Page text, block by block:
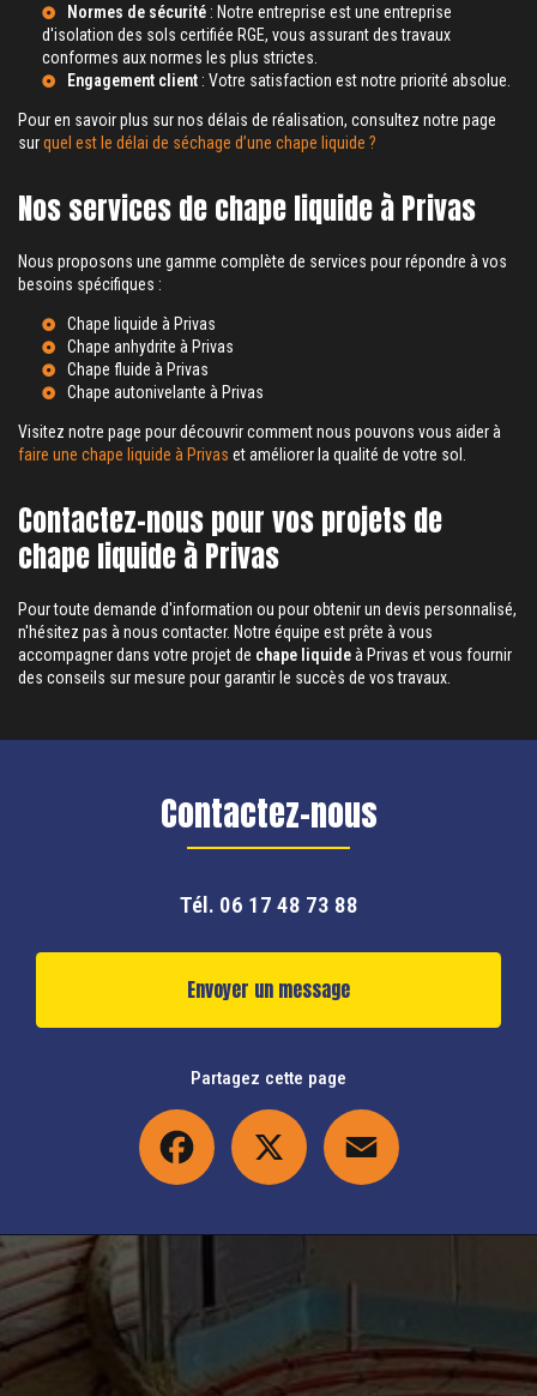
Normes de sécurité : Notre entreprise est une entreprise
d'isolation des sols certifiée RGE, vous assurant des travaux
conformes aux normes les plus strictes.
Engagement client : Votre satisfaction est notre priorité absolue.
Pour en savoir plus sur nos délais de réalisation, consultez notre page
surquel est le délai de séchage d’une chape liquide ?
Nos services de chape liquide à Privas
Nous proposons une gamme complète de services pour répondre à vos
besoins spécifiques :
Chape liquide à Privas
Chape anhydrite à Privas
Chape fluide à Privas
Chape autonivelante à Privas
Visitez notre page pour découvrir comment nous pouvons vous aider à
faire une chape liquide à Privas et améliorer la qualité de votre sol.
Contactez-nous pour vos projets de
chape liquide à Privas
Pour toute demande d'information ou pour obtenir un devis personnalisé,
n'hésitez pas à nous contacter. Notre équipe est prête à vous
accompagner dans votre projet de chape liquideà Privas et vous fournir
des conseils sur mesure pour garantir le succès de vos travaux.
Contactez-nous
Tél. 06 17 48 73 88
Envoyer un message
Partagez cette page
Facebook